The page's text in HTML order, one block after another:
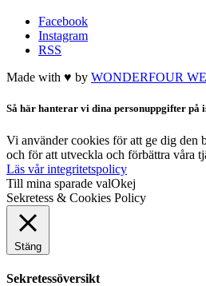
Facebook
Instagram
RSS
Made with ♥ by WONDERFOUR
Så här hanterar vi dina personuppgifter på
Vi använder cookies för att ge dig den
och för att utveckla och förbättra våra
Läs vår integritetspolicy
Till mina sparade valOkej
Sekretess & Cookies Policy
Stäng
Sekretessöversikt